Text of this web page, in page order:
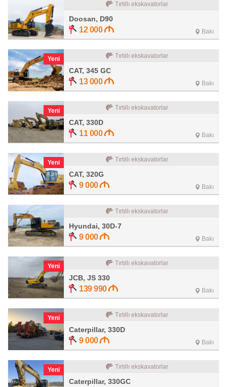
Tırtıllı ekskavatorlar
Doosan, D90
12 000 Bakı
Yeni Tırtıllı ekskavatorlar
CAT, 345 GC
13 000 Bakı
Yeni Tırtıllı ekskavatorlar
CAT, 330D
11 000 Bakı
Yeni Tırtıllı ekskavatorlar
CAT, 320G
9 000 Bakı
Tırtıllı ekskavatorlar
Hyundai, 30D-7
9 000 Bakı
Yeni Tırtıllı ekskavatorlar
JCB, JS 330
139 990 Bakı
Yeni Tırtıllı ekskavatorlar
Caterpillar, 330D
9 000 Bakı
Yeni Tırtıllı ekskavatorlar
Caterpillar, 330GC